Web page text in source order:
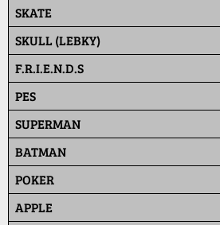
SKATE
SKULL (LEBKY)
F.R.I.E.N.D.S
PES
SUPERMAN
BATMAN
POKER
APPLE